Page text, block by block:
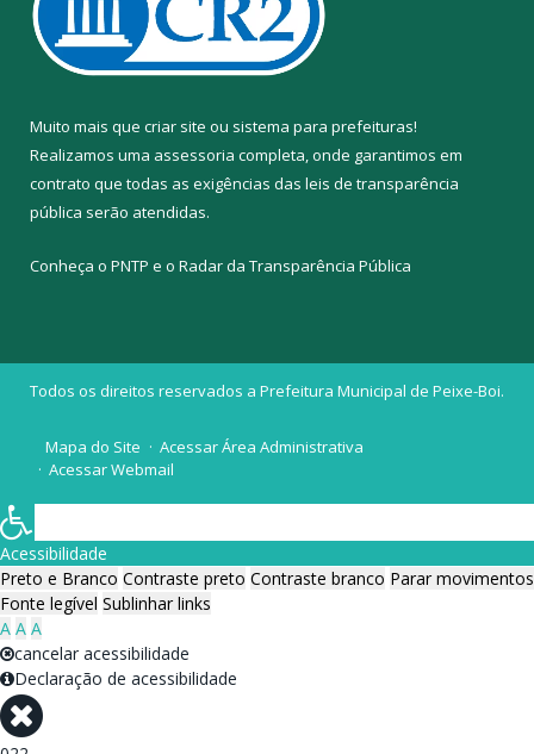
Muito mais que criar site ou sistema para prefeituras!
Realizamos uma assessoria completa, onde garantimos em
contrato que todas as exigências das leis de transparência
pública serão atendidas.
Conheça o PNTP e o Radar da Transparência Pública
Todos os direitos reservados a Prefeitura Municipal de Peixe-Boi.
Mapa do Site
Acessar Área Administrativa
Acessar Webmail
Acessibilidade
Preto e Branco Contraste preto Contraste branco Parar movimentos
Fonte legível Sublinhar links
A A A
cancelar acessibilidade
Declaração de acessibilidade